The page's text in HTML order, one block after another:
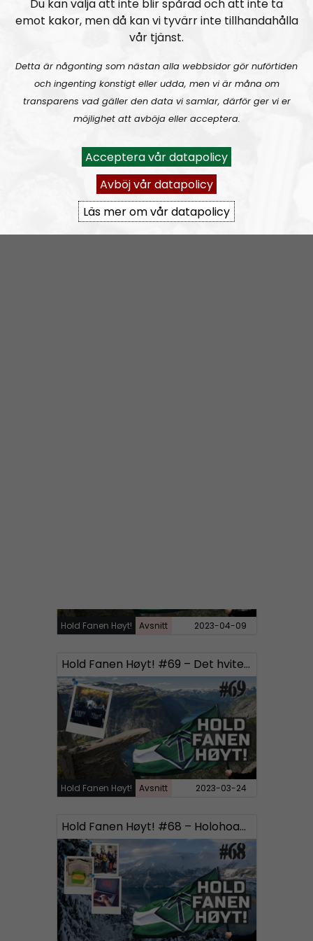
nordiske motstandsbevegelsen i Norge.
holdfanenhoyt@motstandsbevegelsen.org
Prenumerera på Hold Fanen Høyt! medRSS
https://nordiskradio.se/?format=mp3-
Hold Fanen Høyt! Avsnitt 2023-04-09
Hold Fanen Høyt! #69 – Det hvite sinnet
Hold Fanen Høyt! Avsnitt 2023-03-24
Hold Fanen Høyt! #68 – Holohoaxdagen, Based ukrainere og Pornografi
Du kan välja att inte blir spårad och att inte ta
emot kakor, men då kan vi tyvärr inte tillhandahålla
vår tjänst.
Detta är någonting som nästan alla webbsidor gör nuförtiden
och ingenting konstigt eller udda, men vi är måna om
transparens vad gäller den data vi samlar, därför ger vi er
möjlighet att avböja eller acceptera.
Acceptera vår datapolicy
Avböj vår datapolicy
Läs mer om vår datapolicy